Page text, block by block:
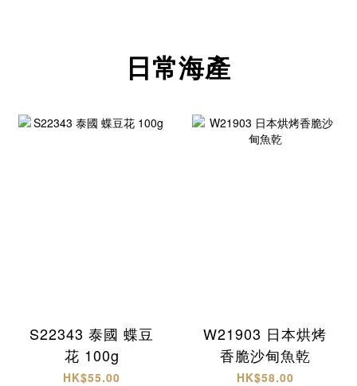
日常海產
S22343 泰國 蝶豆
花 100g
HK$55.00
W21903 日本烘烤
香脆沙甸魚乾
HK$58.00